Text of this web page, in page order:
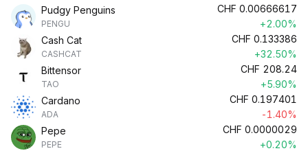
Pudgy Penguins
PENGU
CHF 0.00666617
+2.00%
Cash Cat
CASHCAT
CHF 0.133386
+32.50%
Bittensor
TAO
CHF 208.24
+5.90%
Cardano
ADA
CHF 0.197401
-1.40%
Pepe
PEPE
CHF 0.0000029
+0.20%